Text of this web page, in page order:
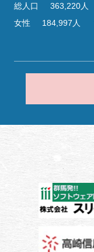
総人口 363,220人
女性
184,997人